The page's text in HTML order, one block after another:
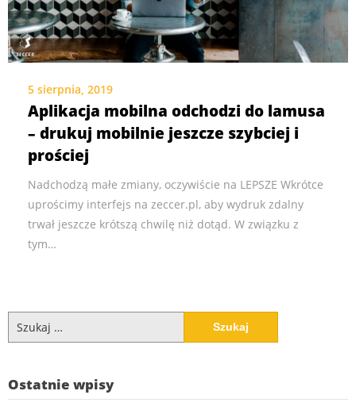
5 sierpnia, 2019
Aplikacja mobilna odchodzi do lamusa
– drukuj mobilnie jeszcze szybciej i
prościej
Nadchodzą małe zmiany, oczywiście na LEPSZE Wkrótce
uprościmy interfejs na zeccer.pl, aby wydruk zdalny
trwał jeszcze krótszą chwilę niż dotąd. W związku z
tym…
Ostatnie wpisy